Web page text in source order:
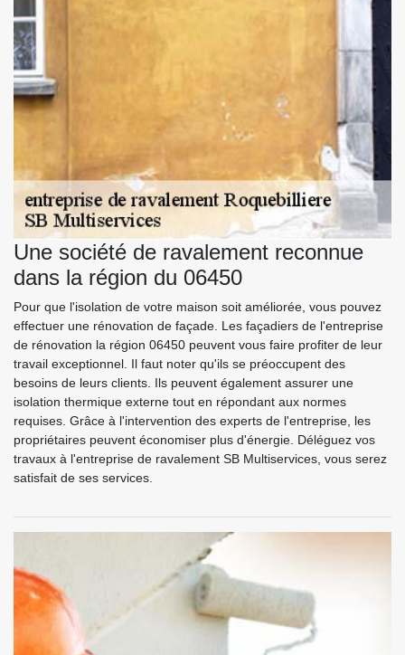
Une société de ravalement reconnue
dans la région du 06450
Pour que l'isolation de votre maison soit améliorée, vous pouvez
effectuer une rénovation de façade. Les façadiers de l'entreprise
de rénovation la région 06450 peuvent vous faire profiter de leur
travail exceptionnel. Il faut noter qu'ils se préoccupent des
besoins de leurs clients. Ils peuvent également assurer une
isolation thermique externe tout en répondant aux normes
requises. Grâce à l'intervention des experts de l'entreprise, les
propriétaires peuvent économiser plus d'énergie. Déléguez vos
travaux à l'entreprise de ravalement SB Multiservices, vous serez
satisfait de ses services.